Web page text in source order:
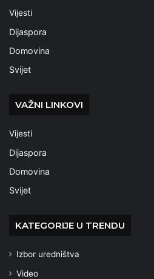
Vijesti
Dijaspora
Domovina
Svijet
VAŽNI LINKOVI
Vijesti
Dijaspora
Domovina
Svijet
KATEGORIJE U TRENDU
Izbor uredništva
Video